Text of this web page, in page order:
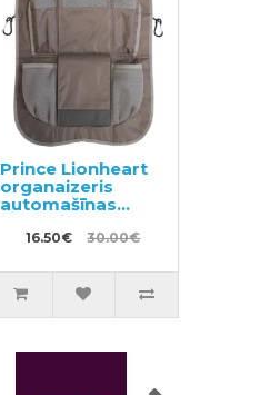
Prince Lionheart
organaizeris
automašīnas
sēdeklim
16.50€ 30.00€